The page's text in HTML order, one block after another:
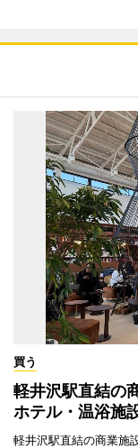
買う
軽井沢駅直結の
ホテル・温浴施
軽井沢駅直結の商業施